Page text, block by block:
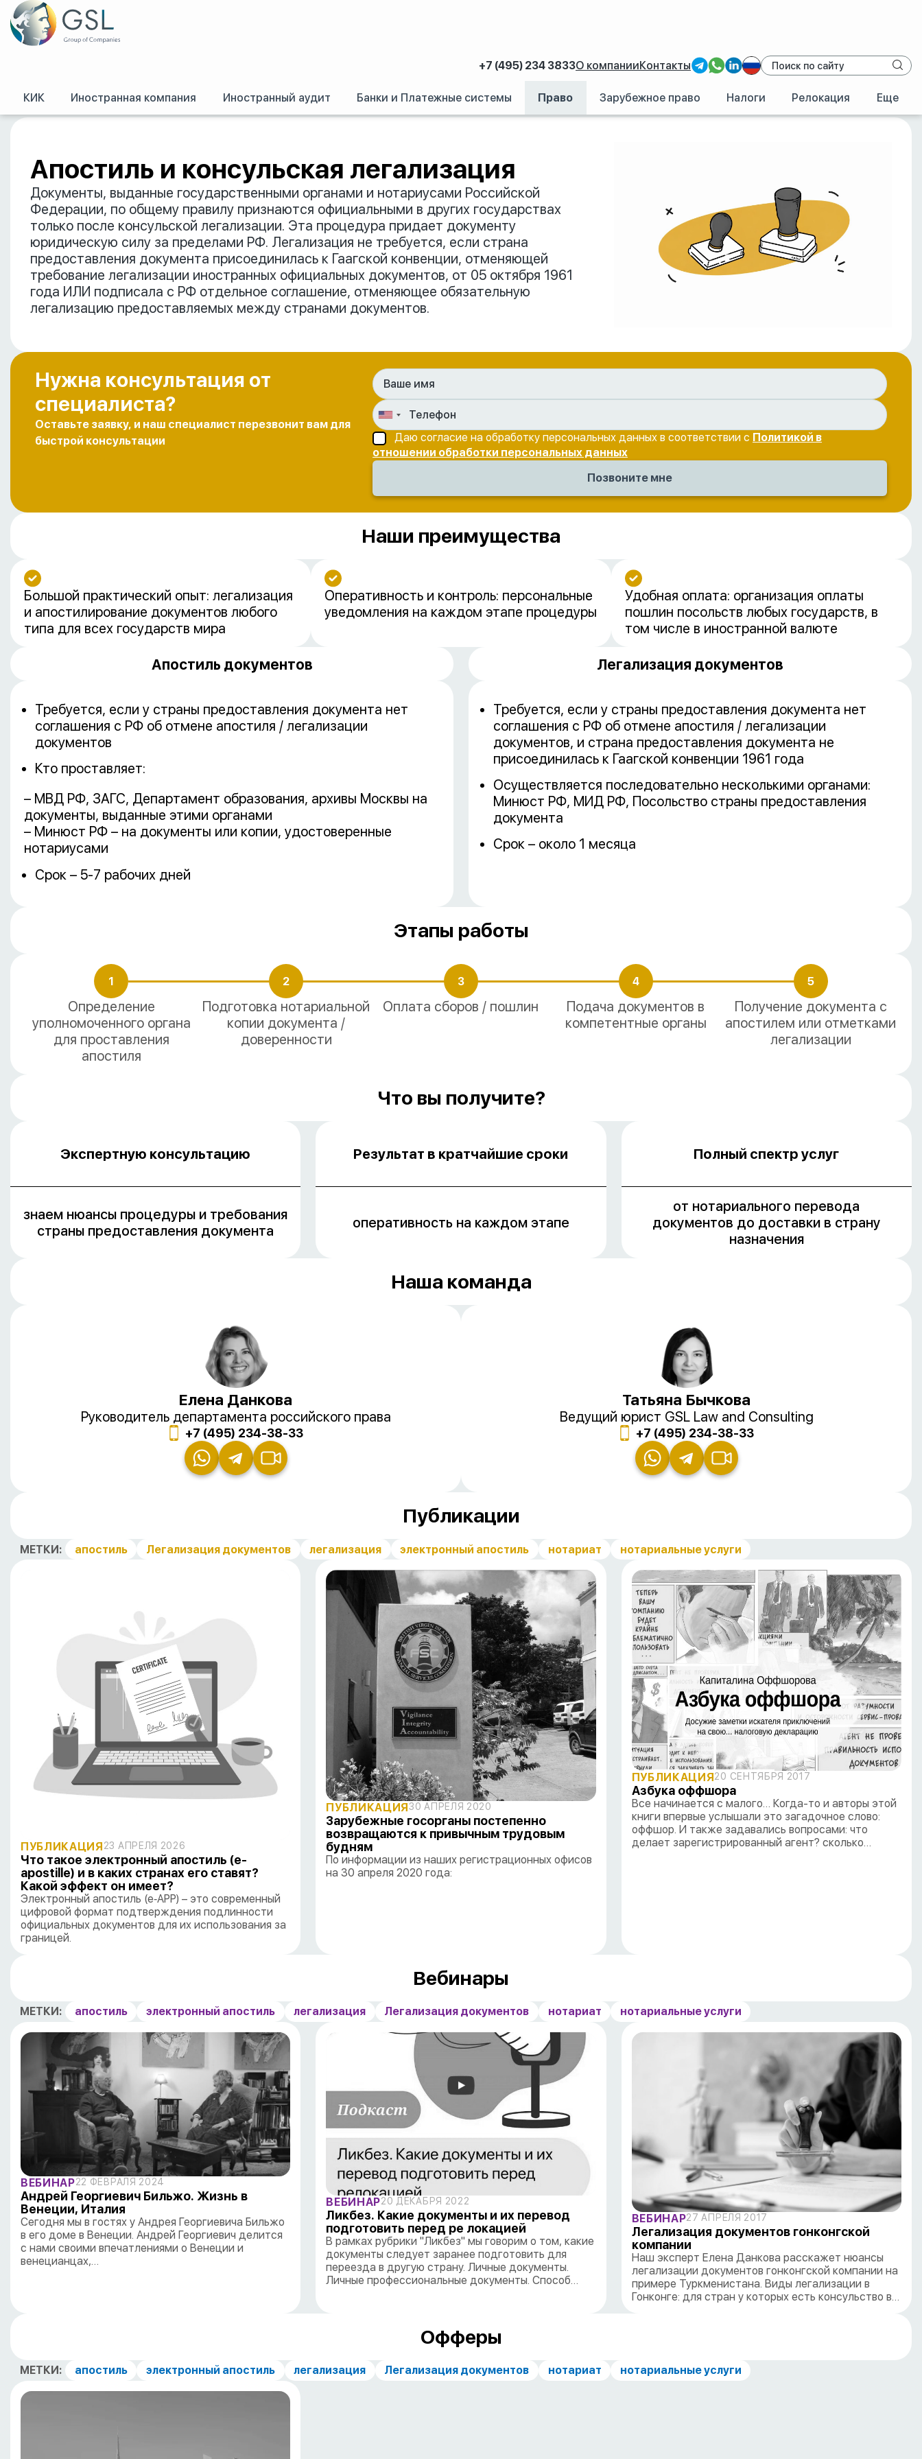
+7 (495) 234 3833О компанииКонтакты
КИК Иностранная компания Иностранный аудит Банки и Платежные системы Право Зарубежное право Налоги Релокация Еще
GSL/Российское право/Апостиль и консульская легализация
Апостиль и консульская легализация
Документы, выданные государственными органами и нотариусами Российской
Федерации, по общему правилу признаются официальными в других государствах
только после консульской легализации. Эта процедура придает документу
юридическую силу за пределами РФ. Легализация не требуется, если страна
предоставления документа присоединилась к Гаагской конвенции, отменяющей
требование легализации иностранных официальных документов, от 05 октября 1961
года ИЛИ подписала с РФ отдельное соглашение, отменяющее обязательную
легализацию предоставляемых между странами документов.
Нужна консультация от
специалиста?
Оставьте заявку, и наш специалист перезвонит вам для
быстрой консультации
Даю согласие на обработку персональных данных в соответствии с Политикой в
отношении обработки персональных данных
Наши преимущества
Большой практический опыт: легализация
и апостилирование документов любого
типа для всех государств мира
Оперативность и контроль: персональные
уведомления на каждом этапе процедуры
Удобная оплата: организация оплаты
пошлин посольств любых государств, в
том числе в иностранной валюте
Апостиль документов
Требуется, если у страны предоставления документа нет
соглашения с РФ об отмене апостиля / легализации
документов
Кто проставляет:
– МВД РФ, ЗАГС, Департамент образования, архивы Москвы на
документы, выданные этими органами
– Минюст РФ – на документы или копии, удостоверенные
нотариусами
Срок – 5-7 рабочих дней
Легализация документов
Требуется, если у страны предоставления документа нет
соглашения с РФ об отмене апостиля / легализации
документов, и страна предоставления документа не
присоединилась к Гаагской конвенции 1961 года
Осуществляется последовательно несколькими органами:
Минюст РФ, МИД РФ, Посольство страны предоставления
документа
Срок – около 1 месяца
Этапы работы
1
Определение
уполномоченного органа
для проставления
апостиля
2
Подготовка нотариальной
копии документа /
доверенности
3
Оплата сборов / пошлин
4
Подача документов в
компетентные органы
5
Получение документа с
апостилем или отметками
легализации
Что вы получите?
Экспертную консультацию
знаем нюансы процедуры и требования
страны предоставления документа
Результат в кратчайшие сроки
оперативность на каждом этапе
Полный спектр услуг
от нотариального перевода
документов до доставки в страну
назначения
Наша команда
Елена Данкова
Руководитель департамента российского права
+7 (495) 234-38-33
Татьяна Бычкова
Ведущий юрист GSL Law and Consulting
+7 (495) 234-38-33
Публикации
МЕТКИ: апостиль Легализация документов легализация электронный апостиль нотариат нотариальные услуги
ПУБЛИКАЦИЯ23 АПРЕЛЯ 2026
Что такое электронный апостиль (e-
apostille) и в каких странах его ставят?
Какой эффект он имеет?
Электронный апостиль (e‑APP) – это современный
цифровой формат подтверждения подлинности
официальных документов для их использования за
границей.
ПУБЛИКАЦИЯ30 АПРЕЛЯ 2020
Зарубежные госорганы постепенно
возвращаются к привычным трудовым
будням
По информации из наших регистрационных офисов
на 30 апреля 2020 года:
ПУБЛИКАЦИЯ 20 СЕНТЯБРЯ 2017
Азбука оффшора
Все начинается с малого… Когда-то и авторы этой
книги впервые услышали это загадочное слово:
оффшор. И также задавались вопросами: что
делает зарегистрированный агент? сколько…
Вебинары
МЕТКИ: апостиль электронный апостиль легализация Легализация документов нотариат нотариальные услуги
ВЕБИНАР22 ФЕВРАЛЯ 2024
Андрей Георгиевич Бильжо. Жизнь в
Венеции, Италия
Сегодня мы в гостях у Андрея Георгиевича Бильжо
в его доме в Венеции. Андрей Георгиевич делится
с нами своими впечатлениями о Венеции и
венецианцах,…
ВЕБИНАР20 ДЕКАБРЯ 2022
Ликбез. Какие документы и их перевод
подготовить перед ре локацией
В рамках рубрики "Ликбез" мы говорим о том, какие
документы следует заранее подготовить для
переезда в другую страну. Личные документы.
Личные профессиональные документы. Способ…
ВЕБИНАР27 АПРЕЛЯ 2017
Легализация документов гонконгской
компании
Наш эксперт Елена Данкова расскажет нюансы
легализации документов гонконгской компании на
примере Туркменистана. Виды легализации в
Гонконге: для стран у которых есть консульство в…
Офферы
МЕТКИ: апостиль электронный апостиль легализация Легализация документов нотариат нотариальные услуги